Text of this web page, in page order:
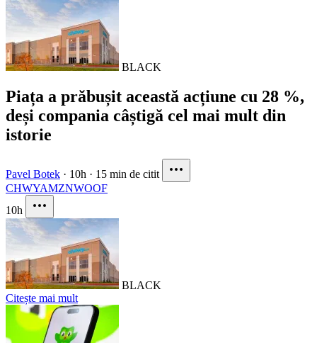
BLACK
Piața a prăbușit această acțiune cu 28 %,
deși compania câștigă cel mai mult din
istorie
Pavel Botek · 10h · 15 min de citit
CHWYAMZNWOOF
10h
BLACK
Citește mai mult